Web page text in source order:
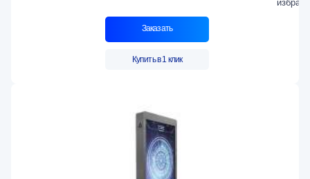
Заказать
Купить в 1 клик